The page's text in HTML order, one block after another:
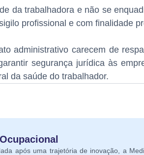
da trabalhadora e não se
profissional e com finalidade
administrativo carecem de
segurança jurídica às
da saúde do trabalhador.
após uma trajetória de inovação, a